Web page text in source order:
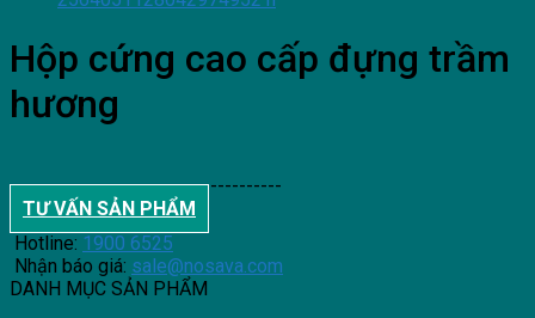
Hộp cứng cao cấp đựng trầm
hương
--------------------------------------
TƯ VẤN SẢN PHẨM
Hotline: 1900 6525
Nhận báo giá: sale@nosava.com
DANH MỤC SẢN PHẨM